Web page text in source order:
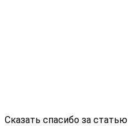
Сказать спасибо за статью